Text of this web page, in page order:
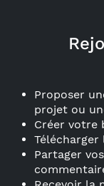
Proposer
projet ou
Créer votre
Partager